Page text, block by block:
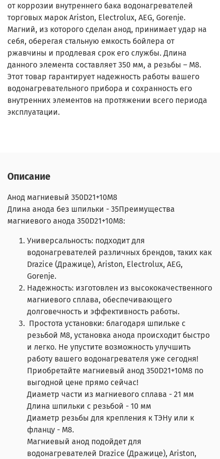
от коррозии внутреннего бака водонагревателей
торговых марок Ariston, Electrolux, AEG, Gorenje.
Магний, из которого сделан анод, принимает удар на
себя, оберегая стальную емкость бойлера от
ржавчины и продлевая срок его службы. Длина
данного элемента составляет 350 мм, а резьбы – М8.
Этот товар гарантирует надежность работы вашего
водонагревательного прибора и сохранность его
внутренних элементов на протяжении всего периода
эксплуатации.
Описание
Анод магниевый 350D21+10M8
Длина анода без шпильки - 35Преимущества
магниевого анода 350D21+10M8:
Универсальность: подходит для
водонагревателей различных брендов, таких как
Drazice (Дражице), Ariston, Electrolux, AEG,
Gorenje.
Надежность: изготовлен из высококачественного
магниевого сплава, обеспечивающего
долговечность и эффективность работы.
Простота установки: благодаря шпильке с
резьбой М8, установка анода происходит быстро
и легко. Не упустите возможность улучшить
работу вашего водонагревателя уже сегодня!
Приобретайте магниевый анод 350D21+10M8 по
выгодной цене прямо сейчас!
Диаметр части из магниевого сплава - 21 мм
Длина шпильки с резьбой - 10 мм
Диаметр резьбы для крепления к ТЭНу или к
фланцу - M8.
Магниевый анод подойдет для
водонагревателей Drazice (Дражице), Ariston,